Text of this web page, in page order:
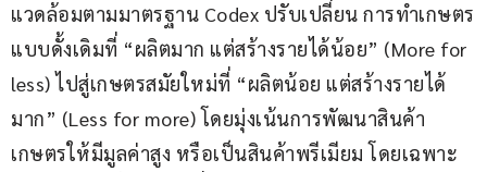
แวดล้อมตามมาตรฐาน Codex ปรับเปลี่ยน การทำเกษตร
แบบดั้งเดิมที่ “ผลิตมาก แต่สร้างรายได้น้อย” (More for
less) ไปสู่เกษตรสมัยใหม่ที่ “ผลิตน้อย แต่สร้างรายได้
มาก” (Less for more) โดยมุ่งเน้นการพัฒนาสินค้า
เกษตรให้มีมูลค่าสูง หรือเป็นสินค้าพรีเมียม โดยเฉพาะ